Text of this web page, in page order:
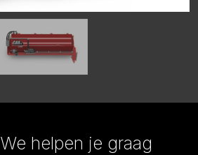
We helpen je graag